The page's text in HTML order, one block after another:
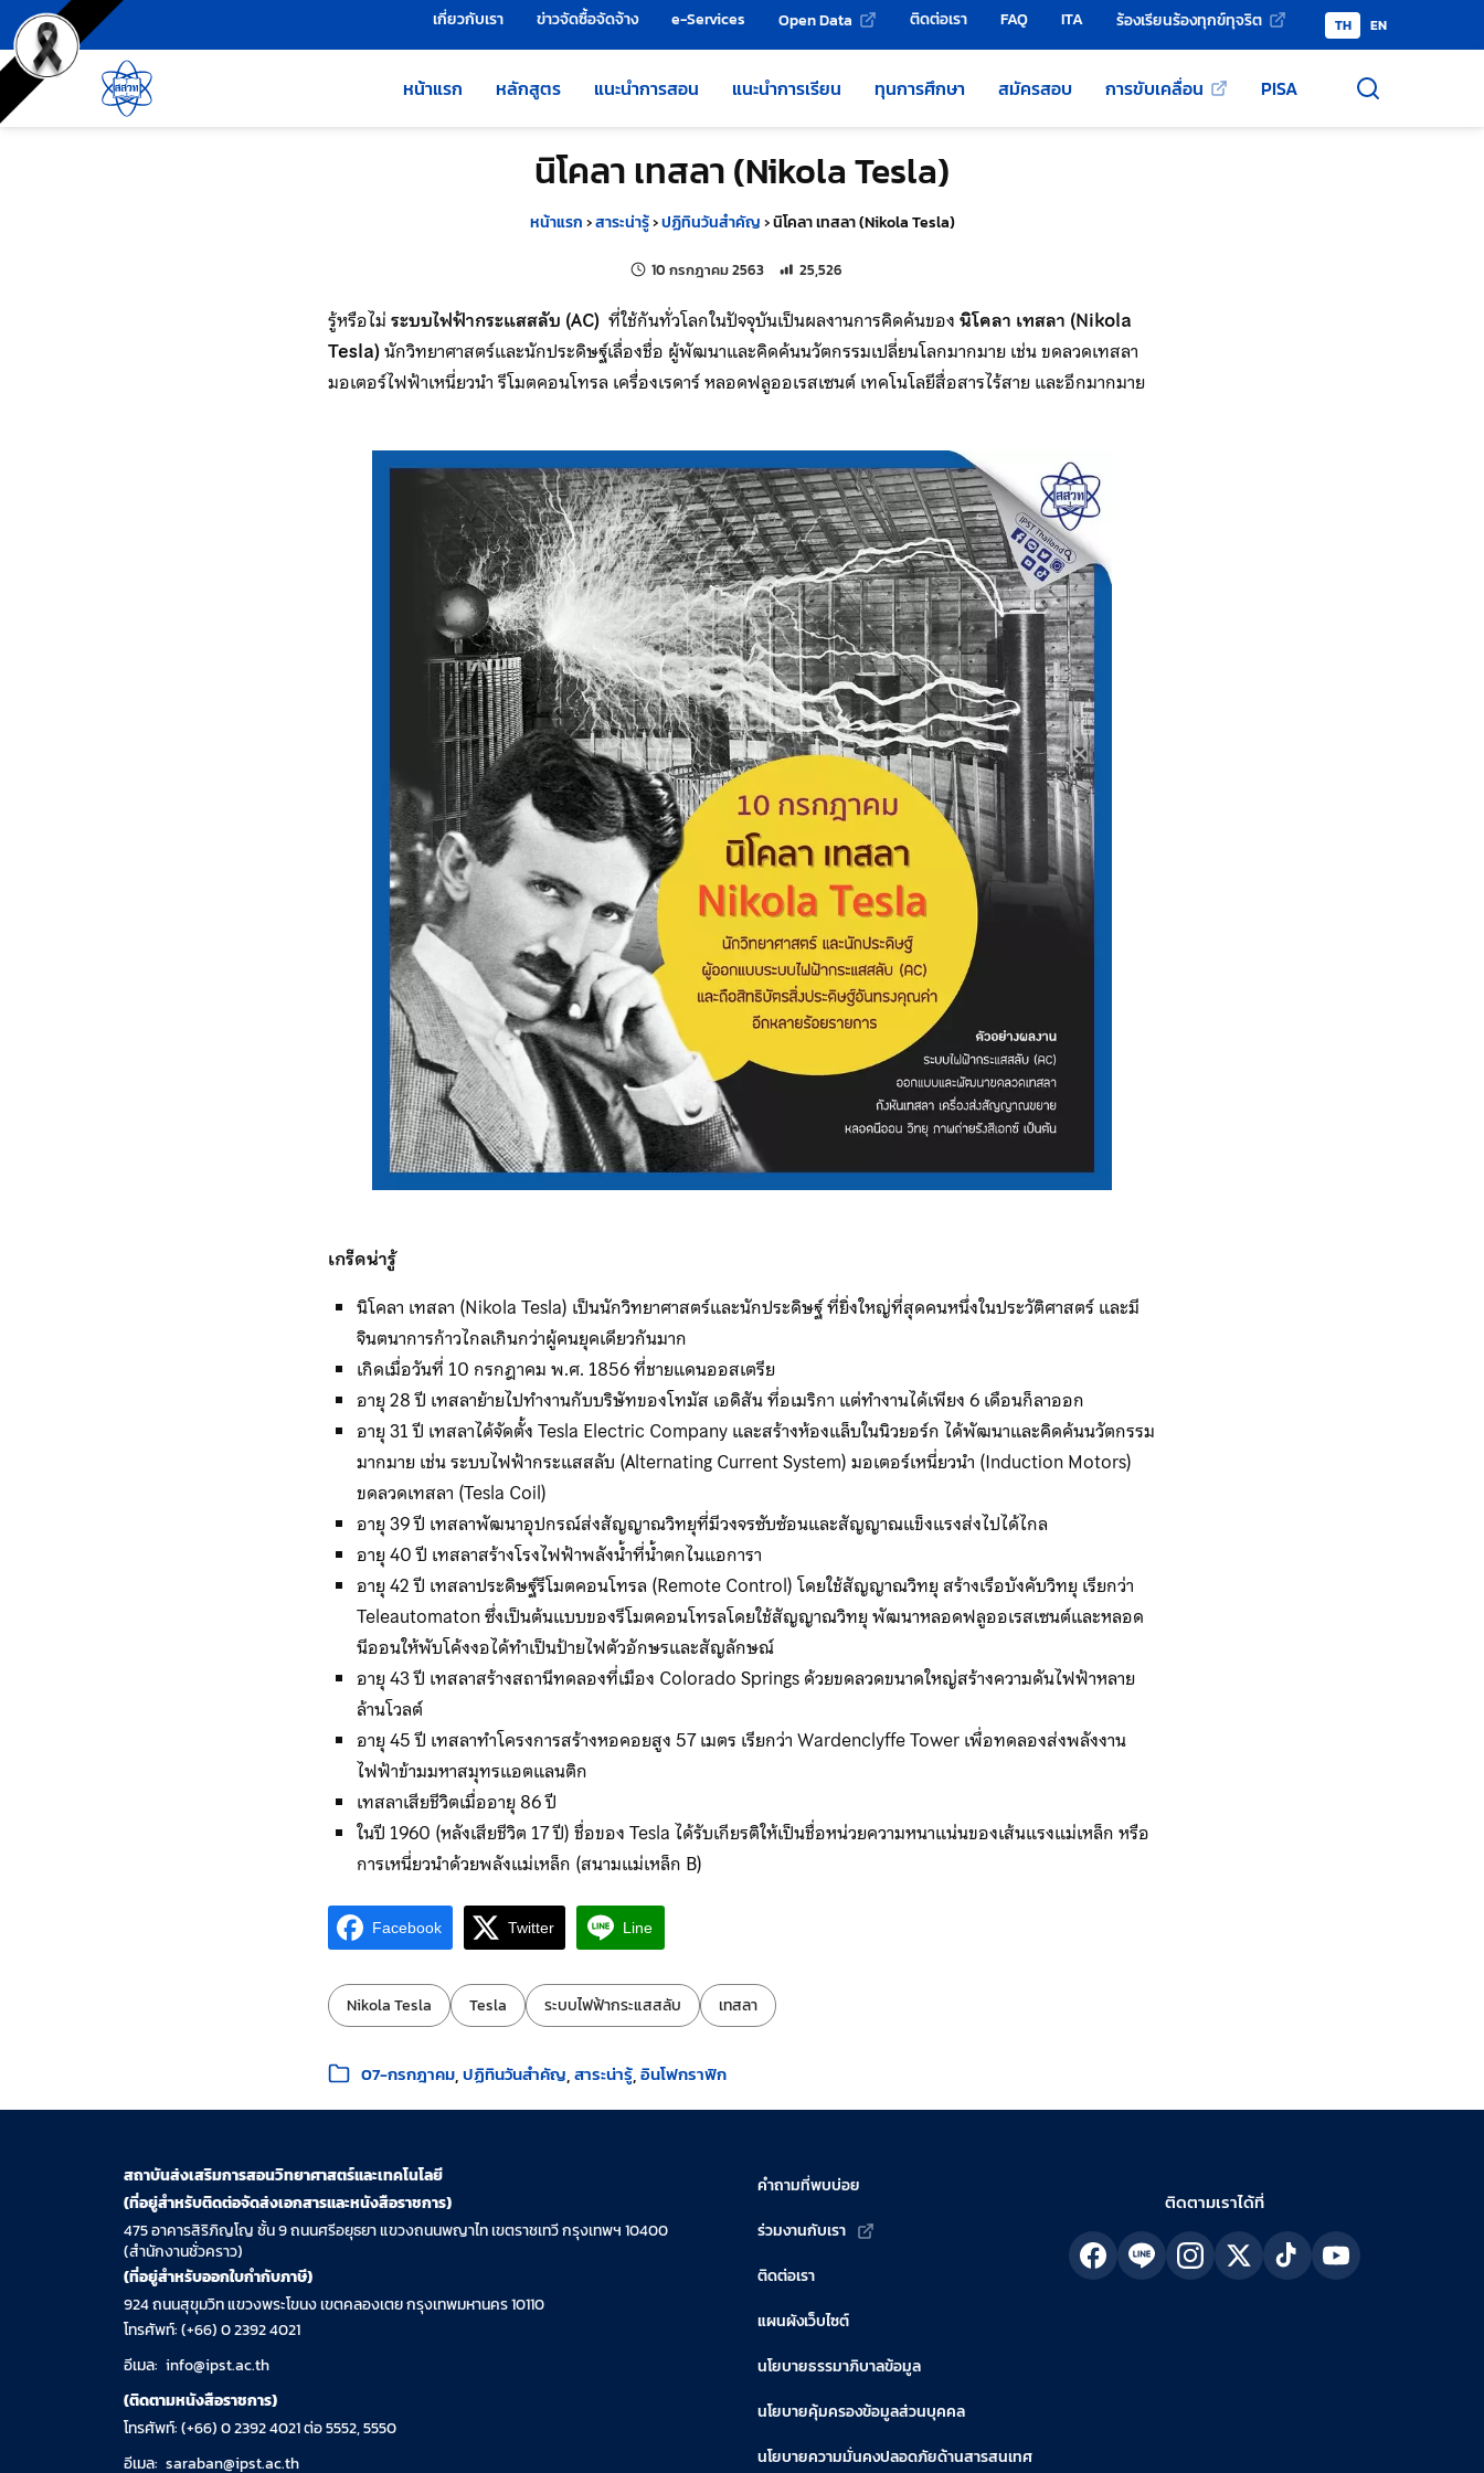
ข้ามไปยังเนื้อหาหลัก
เครื่องมือช่วยเหลือ เกี่ยวกับเรา ข่าวจัดซื้อจัดจ้าง e-Services Open Data ติดต่อเรา FAQ ITA ร้องเรียนร้องทุกข์ทุจริต TH EN
หน้าแรก หลักสูตร แนะนำการสอน แนะนำการเรียน ทุนการศึกษา สมัครสอบ การขับเคลื่อน PISA
นิโคลา เทสลา (Nikola Tesla)
หน้าแรก›สาระน่ารู้›ปฏิทินวันสำคัญ›นิโคลา เทสลา (Nikola Tesla)
10 กรกฎาคม 2563 แก้ไขล่าสุดเมื่อ:
จำนวนการเข้าชม 25,526 ครั้ง
25,526
รู้หรือไม่ระบบไฟฟ้ากระแสสลับ (AC) ที่ใช้กันทั่วโลกในปัจจุบันเป็นผลงานการคิดค้นของนิโคลา เทสลา (Nikola
Tesla)นักวิทยาศาสตร์และนักประดิษฐ์เลื่องชื่อ ผู้พัฒนาและคิดค้นนวัตกรรมเปลี่ยนโลกมากมาย เช่น ขดลวดเทสลา
มอเตอร์ไฟฟ้าเหนี่ยวนำ รีโมตคอนโทรล เครื่องเรดาร์ หลอดฟลูออเรสเซนต์ เทคโนโลยีสื่อสารไร้สาย และอีกมากมาย
เกร็ดน่ารู้
นิโคลา เทสลา (Nikola Tesla) เป็นนักวิทยาศาสตร์และนักประดิษฐ์ ที่ยิ่งใหญ่ที่สุดคนหนึ่งในประวัติศาสตร์ และมี
จินตนาการก้าวไกลเกินกว่าผู้คนยุคเดียวกันมาก
เกิดเมื่อวันที่ 10 กรกฎาคม พ.ศ. 1856 ที่ชายแดนออสเตรีย
อายุ 28 ปี เทสลาย้ายไปทำงานกับบริษัทของโทมัส เอดิสัน ที่อเมริกา แต่ทำงานได้เพียง 6 เดือนก็ลาออก
อายุ 31 ปี เทสลาได้จัดตั้ง Tesla Electric Company และสร้างห้องแล็บในนิวยอร์ก ได้พัฒนาและคิดค้นนวัตกรรม
มากมาย เช่น ระบบไฟฟ้ากระแสสลับ (Alternating Current System) มอเตอร์เหนี่ยวนำ (Induction Motors)
ขดลวดเทสลา (Tesla Coil)
อายุ 39 ปี เทสลาพัฒนาอุปกรณ์ส่งสัญญาณวิทยุที่มีวงจรซับซ้อนและสัญญาณแข็งแรงส่งไปได้ไกล
อายุ 40 ปี เทสลาสร้างโรงไฟฟ้าพลังน้ำที่น้ำตกไนแอการา
อายุ 42 ปี เทสลาประดิษฐ์รีโมตคอนโทรล (Remote Control) โดยใช้สัญญาณวิทยุ สร้างเรือบังคับวิทยุ เรียกว่า
Teleautomaton ซึ่งเป็นต้นแบบของรีโมตคอนโทรลโดยใช้สัญญาณวิทยุ พัฒนาหลอดฟลูออเรสเซนต์และหลอด
นีออนให้พับโค้งงอได้ทำเป็นป้ายไฟตัวอักษรและสัญลักษณ์
อายุ 43 ปี เทสลาสร้างสถานีทดลองที่เมือง Colorado Springs ด้วยขดลวดขนาดใหญ่สร้างความดันไฟฟ้าหลาย
ล้านโวลต์
อายุ 45 ปี เทสลาทำโครงการสร้างหอคอยสูง 57 เมตร เรียกว่า Wardenclyffe Tower เพื่อทดลองส่งพลังงาน
ไฟฟ้าข้ามมหาสมุทรแอตแลนติก
เทสลาเสียชีวิตเมื่ออายุ 86 ปี
ในปี 1960 (หลังเสียชีวิต 17 ปี) ชื่อของ Tesla ได้รับเกียรติให้เป็นชื่อหน่วยความหนาแน่นของเส้นแรงแม่เหล็ก หรือ
การเหนี่ยวนำด้วยพลังแม่เหล็ก (สนามแม่เหล็ก B)
Facebook Twitter Line
ป้ายกำกับ:
Nikola Tesla Tesla ระบบไฟฟ้ากระแสสลับ เทสลา
หมวดหมู่:
07-กรกฎาคม ปฏิทินวันสำคัญ สาระน่ารู้ อินโฟกราฟิก
สถาบันส่งเสริมการสอนวิทยาศาสตร์และเทคโนโลยี
(ที่อยู่สำหรับติดต่อจัดส่งเอกสารและหนังสือราชการ)
475 อาคารสิริภิญโญ ชั้น 9 ถนนศรีอยุธยา แขวงถนนพญาไท เขตราชเทวี กรุงเทพฯ 10400
(สำนักงานชั่วคราว)
(ที่อยู่สำหรับออกใบกำกับภาษี)
924 ถนนสุขุมวิท แขวงพระโขนง เขตคลองเตย กรุงเทพมหานคร 10110
โทรศัพท์: (+66) 0 2392 4021
อีเมล: info@ipst.ac.th
(ติดตามหนังสือราชการ)
โทรศัพท์: (+66) 0 2392 4021 ต่อ 5552, 5550
อีเมล: saraban@ipst.ac.th
คำถามที่พบบ่อย
ร่วมงานกับเรา
ติดต่อเรา
แผนผังเว็บไซต์
นโยบายธรรมาภิบาลข้อมูล
นโยบายคุ้มครองข้อมูลส่วนบุคคล
นโยบายความมั่นคงปลอดภัยด้านสารสนเทศ
ติดตามเราได้ที่